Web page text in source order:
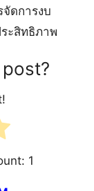
ดการงบ
ะสิทธิภาพ
1